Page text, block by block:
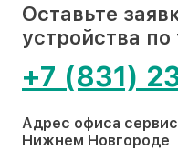
Оставьте
устройства
+7 (831)
Адрес офиса
Нижнем Новгороде